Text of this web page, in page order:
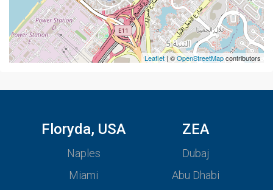
Leaflet | ©OpenStreetMapcontributors
Floryda, USA
Naples
Miami
ZEA
Dubaj
Abu Dhabi